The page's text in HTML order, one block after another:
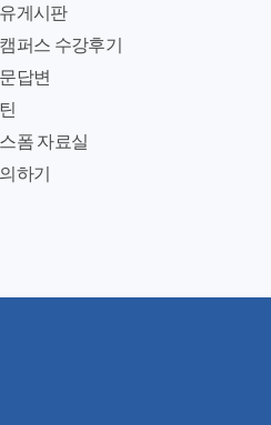
게시판
퍼스 수강후기
답변
폼 자료실
하기